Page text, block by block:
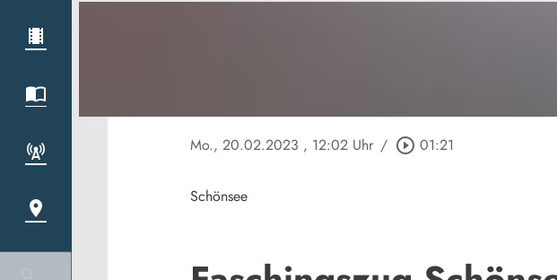
Mo., 20.02.2023 , 12:02 Uhr / play_circle_outline 01:21
Schönsee